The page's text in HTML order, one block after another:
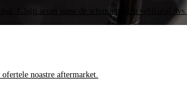
Găsiți acum piese de schimb pentru vehiculul dvs.
noastre aftermarket.